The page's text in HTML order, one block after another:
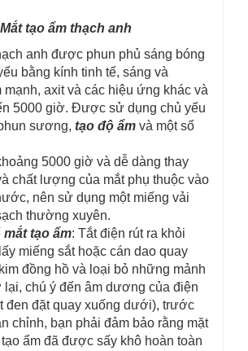
Mắt tạo ẩm thạch anh
anh được phun phủ sáng bóng
bằng kính tinh tế, sáng và
axit và các hiệu ứng khác và
5000 giờ. Được sử dụng chủ yếu
sương, tạo độ ẩm và một số
5000 giờ và dễ dàng thay
chất lượng của mắt phụ thuộc vào
nên sử dụng một miếng vải
thường xuyên.
mắt tạo ẩm: Tắt điện rút ra khỏi
miếng sắt hoặc cán dao quay
đồng hồ và loại bỏ những mảnh
lại, chú ý đến âm dương của điện
đen đặt quay xuống dưới), trước
chỉnh, bạn phải đảm bảo rằng mặt
ẩm đã được sấy khô hoàn toàn